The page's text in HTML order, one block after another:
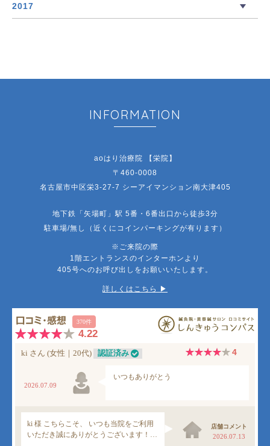
2017
INFORMATION
aoはり治療院 【栄院】
〒460-0008
名古屋市中区栄3-27-7 シーアイマンション南大津405
地下鉄「矢場町」駅 5番・6番出口から徒歩3分
駐車場/無し（近くにコインパーキングが有ります）
※ご来院の際
1階エントランスのインターホンより
405号へのお呼び出しをお願いいたします。
詳しくはこちら ▶︎